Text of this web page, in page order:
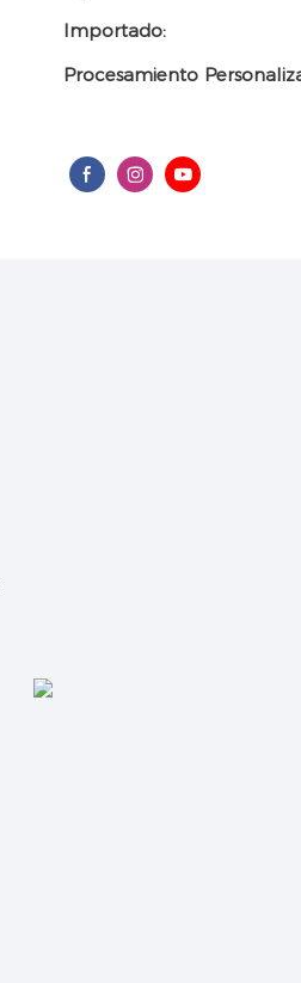
Importado:
Procesamiento